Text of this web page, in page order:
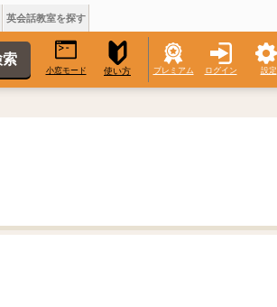
英会話教室を探す
小窓モード 使い方 プレミアム ログイン 設定